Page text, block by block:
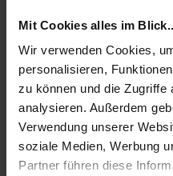
Mit Cookies alles im
Wir verwenden Cookies,
personalisieren,
zu können und die Zugriffe
analysieren. Außerdem
Verwendung unserer
soziale Medien, Werbung
Partner führen diese
Infos zu Hersteller &
Folgende Infos zum
Weitere Artikel von On